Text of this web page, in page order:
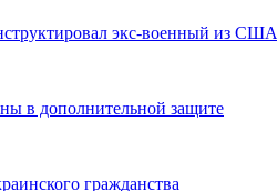
экс-военный из США
в дополнительной защите
гражданства